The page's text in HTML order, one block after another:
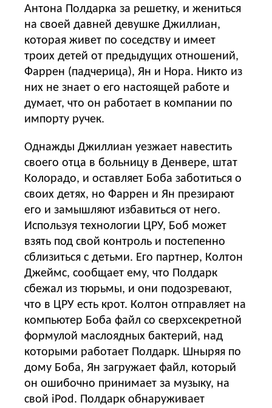
Антона Полдарка за решетку, и жениться
на своей давней девушке Джиллиан,
которая живет по соседству и имеет
троих детей от предыдущих отношений,
Фаррен (падчерица), Ян и Нора. Никто из
них не знает о его настоящей работе и
думает, что он работает в компании по
импорту ручек.
Однажды Джиллиан уезжает навестить
своего отца в больницу в Денвере, штат
Колорадо, и оставляет Боба заботиться о
своих детях, но Фаррен и Ян презирают
его и замышляют избавиться от него.
Используя технологии ЦРУ, Боб может
взять под свой контроль и постепенно
сблизиться с детьми. Его партнер, Колтон
Джеймс, сообщает ему, что Полдарк
сбежал из тюрьмы, и они подозревают,
что в ЦРУ есть крот. Колтон отправляет на
компьютер Боба файл со сверхсекретной
формулой маслоядных бактерий, над
которыми работает Полдарк. Шныряя по
дому Боба, Ян загружает файл, который
он ошибочно принимает за музыку, на
свой iPod. Полдарк обнаруживает